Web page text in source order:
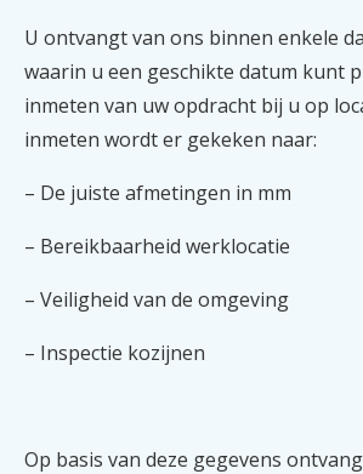
U ontvangt van ons binnen enkele
waarin u een geschikte datum kunt
inmeten van uw opdracht bij u op
inmeten wordt er gekeken naar:
– De juiste afmetingen in mm
– Bereikbaarheid werklocatie
– Veiligheid van de omgeving
– Inspectie kozijnen
Op basis van deze gegevens